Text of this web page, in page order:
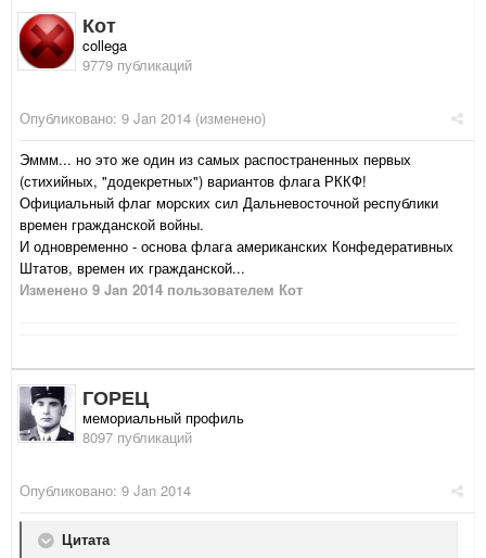
Кот
collega
9779 публикаций
Опубликовано: 9 Jan 2014 (изменено)
Эммм... но это же один из самых распостраненных первых
(стихийных, "додекретных") вариантов флага РККФ!
Официальный флаг морских сил Дальневосточной республики
времен гражданской войны.
И одновременно - основа флага американских Конфедеративных
Штатов, времен их гражданской...
Изменено 9 Jan 2014 пользователем Кот
ГОРЕЦ
мемориальный профиль
8097 публикаций
Опубликовано: 9 Jan 2014
Цитата